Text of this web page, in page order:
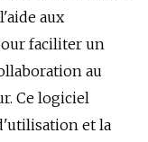
aux
faciliter un
au
Ce logiciel
et la